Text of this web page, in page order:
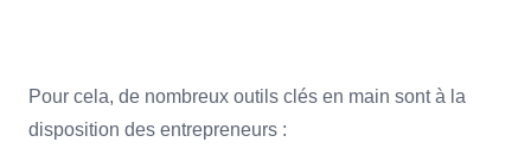
Pour cela, de nombreux outils clés en main sont à la
disposition des entrepreneurs :